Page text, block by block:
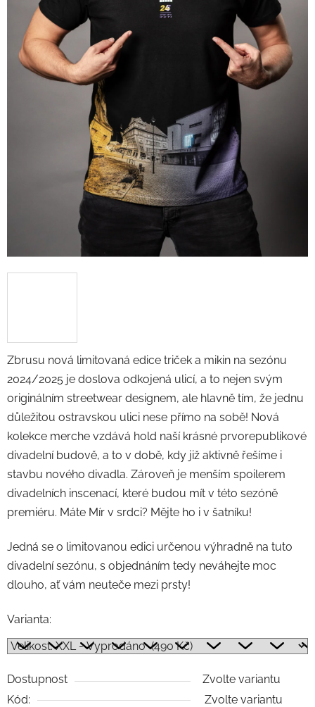
Zbrusu nová limitovaná edice triček a mikin na sezónu
2024/2025 je doslova odkojená ulicí, a to nejen svým
originálním streetwear designem, ale hlavně tím, že jednu
důležitou ostravskou ulici nese přímo na sobě! Nová
kolekce merche vzdává hold naší krásné prvorepublikové
divadelní budově, a to v době, kdy již aktivně řešíme i
stavbu nového divadla. Zároveň je menším spoilerem
divadelních inscenací, které budou mít v této sezóně
premiéru. Máte Mír v srdci? Mějte ho i v šatníku!
Jedná se o limitovanou edici určenou výhradně na tuto
divadelní sezónu, s objednáním tedy neváhejte moc
dlouho, ať vám neuteče mezi prsty!
Varianta:
Dostupnost
Zvolte variantu
Kód:
Zvolte variantu